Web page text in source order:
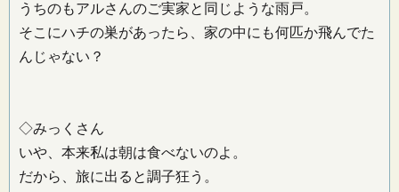
うちのもアルさんのご実家と同じような雨戸。
そこにハチの巣があったら、家の中にも何匹か飛んでた
んじゃない？
◇みっくさん
いや、本来私は朝は食べないのよ。
だから、旅に出ると調子狂う。